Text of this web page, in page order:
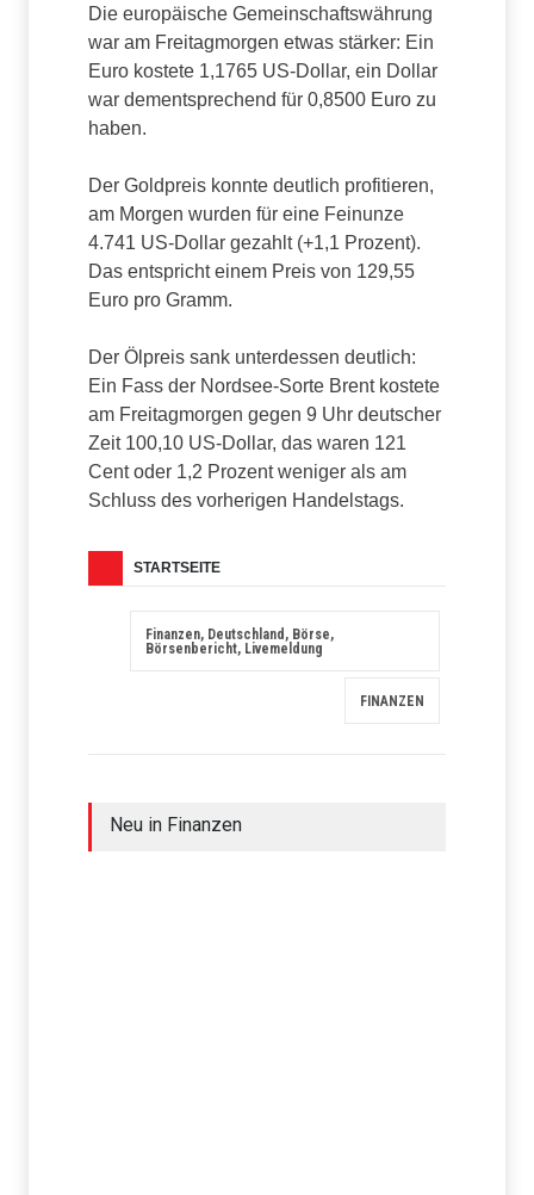
Die europäische Gemeinschaftswährung
war am Freitagmorgen etwas stärker: Ein
Euro kostete 1,1765 US-Dollar, ein Dollar
war dementsprechend für 0,8500 Euro zu
haben.
Der Goldpreis konnte deutlich profitieren,
am Morgen wurden für eine Feinunze
4.741 US-Dollar gezahlt (+1,1 Prozent).
Das entspricht einem Preis von 129,55
Euro pro Gramm.
Der Ölpreis sank unterdessen deutlich:
Ein Fass der Nordsee-Sorte Brent kostete
am Freitagmorgen gegen 9 Uhr deutscher
Zeit 100,10 US-Dollar, das waren 121
Cent oder 1,2 Prozent weniger als am
Schluss des vorherigen Handelstags.
STARTSEITE
Finanzen, Deutschland, Börse,
Börsenbericht, Livemeldung
FINANZEN
Neu in Finanzen